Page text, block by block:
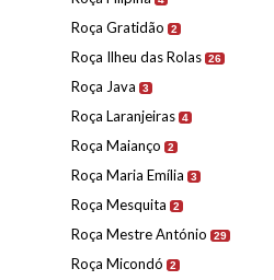
Roça Gratidão 2
Roça Ilheu das Rolas 26
Roça Java 3
Roça Laranjeiras 4
Roça Maianço 2
Roça Maria Emília 3
Roça Mesquita 2
Roça Mestre António 29
Roça Micondó 2